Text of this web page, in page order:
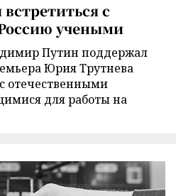
с
учеными
Путин поддержал
Юрия Трутнева
отечественными
для работы на